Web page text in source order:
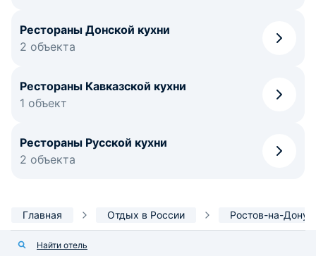
Рестораны Донской кухни
2 объекта
Рестораны Кавказской кухни
1 объект
Рестораны Русской кухни
2 объекта
Главная Отдых в России Ростов-на-Дону
Найти отель